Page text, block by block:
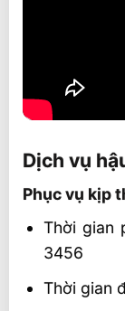
Dịch vụ
Phục vụ kịp
Thời gian
3456
Thời gian